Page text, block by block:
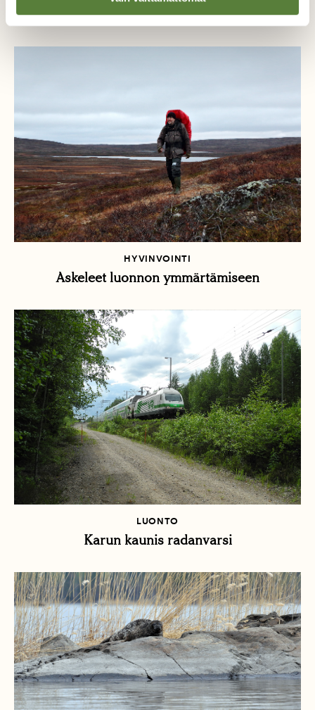
perusoikeuksia
HYVINVOINTI
Askeleet luonnon ymmärtämiseen
LUONTO
Karun kaunis radanvarsi